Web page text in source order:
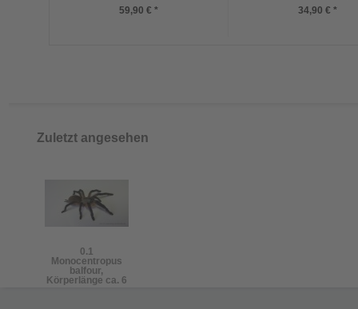
59,90 € * 34,90 € *
Zuletzt angesehen
0.1
Monocentropus
balfour,
Körperlänge ca. 6